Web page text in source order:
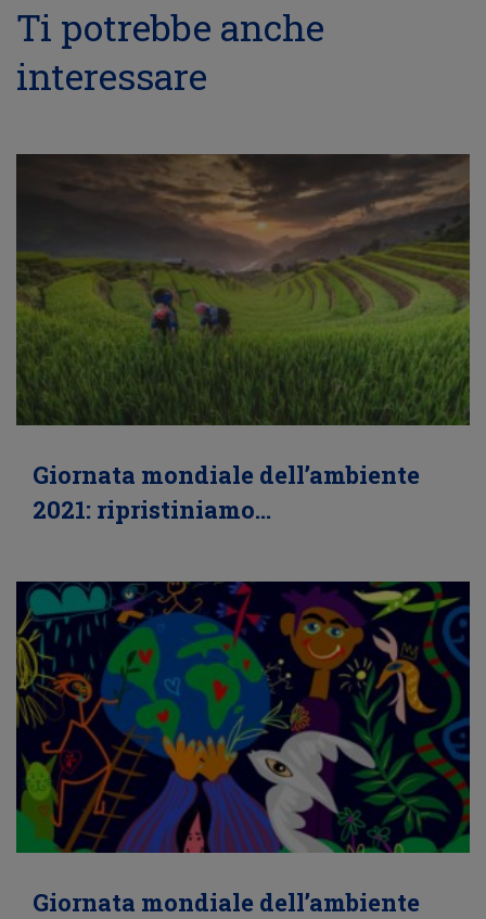
Ti potrebbe anche
interessare
Giornata mondiale dell’ambiente
2021: ripristiniamo…
Giornata mondiale dell’ambiente